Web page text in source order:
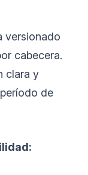
versionado
cabecera.
clara y
de